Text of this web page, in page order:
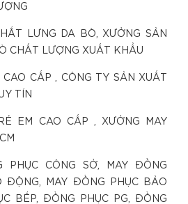
LƯNG DA BÒ, XƯỞNG SẢN
CHẤT LƯỢNG XUẤT KHẨU
CẤP , CÔNG TY SẢN XUẤT
TÍN
EM CAO CẤP , XƯỞNG MAY
PHỤC CÔNG SỞ, MAY ĐỒNG
ĐỘNG, MAY ĐỒNG PHỤC BẢO
BẾP, ĐỒNG PHỤC PG, ĐỒNG